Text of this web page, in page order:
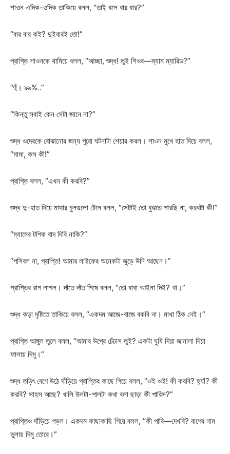
শাওন এদিক-ওদিক তাকিয়ে বলল, “তাই বলে বার বার?”
“বার বার কই? দুইবারই তো!”
প্রাপ্তি শাওনকে থামিয়ে বলল, “আচ্ছা, শুদ্ধ! তুই শিওর—ম্যাম ম্যারিড?”
“হুঁ। ৯৯%..”
“কিন্তু সবাই কেন সেটা জানে না?”
শুদ্ধ ওদেরকে বোঝানোর জন্য পুরো ঘটনাটা শেয়ার করল। শাওন মুখে হাত দিয়ে বলল,
“মামা, কস কী!”
প্রাপ্তি বলল, “এখন কী করবি?”
শুদ্ধ দু-হাত দিয়ে মাথার চুলগুলো টেনে বলল, “সেটাই তো বুঝতে পারছি না, করবটা কী!”
“ম্যামের টপিক বাদ দিবি নাকি?”
“পসিবল না, প্রাপ্তি! আমার লাইফের অনেকটা জুড়ে উনি আছেন।”
প্রাপ্তির রাগ লাগল। দাঁতে দাঁত পিষে বলল, “তো বাবা আইনা দিই? খা।”
শুদ্ধ কড়া দৃষ্টিতে তাকিয়ে বলল, “একদম আজে-বাজে বকবি না। মাথা ঠিক নেই।”
প্রাপ্তি আঙ্গুল তুলে বলল, “আমার উপ্রে চেঁচাস তুই? একটা ঘুষি দিয়া জানালা দিয়া
ফালায় দিমু।”
শুদ্ধ তড়িৎ বেগে উঠে দাঁড়িয়ে প্রাপ্তির কাছে গিয়ে বলল, “ওই ওই! কী করবি? হ্যাঁ? কী
করবি? সাহস আছে? খালি উলটা-পালটা কথা বলা ছাড়া কী পারিস?”
প্রাপ্তিও দাঁড়িয়ে পড়ল। একদম কাছাকাছি গিয়ে বলল, “কী পারি—দেখবি? বাপের নাম
ভুলায় দিমু তোরে।”